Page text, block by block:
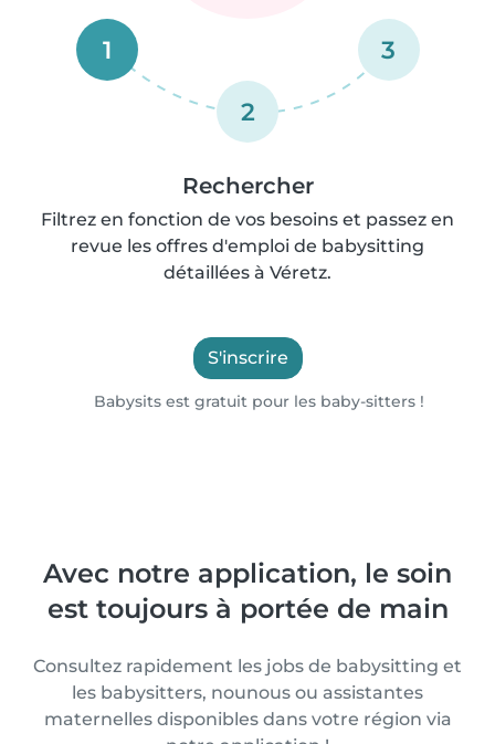
1
2
3
Rechercher
Filtrez en fonction de vos besoins et passez en
revue les offres d'emploi de babysitting
détaillées à Véretz.
S'inscrire
Babysits est gratuit pour les baby-sitters !
Avec notre application, le soin
est toujours à portée de main
Consultez rapidement les jobs de babysitting et
les babysitters, nounous ou assistantes
maternelles disponibles dans votre région via